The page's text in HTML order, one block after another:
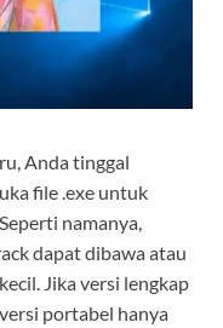
Anda tinggal
file .exe untuk
namanya,
dapat dibawa atau
Jika versi lengkap
portabel hanya